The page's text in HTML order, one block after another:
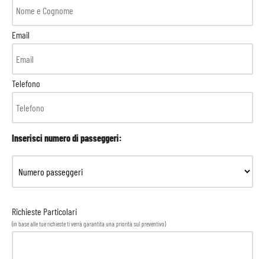
Email
Telefono
Inserisci numero di passeggeri:
Richieste Particolari
(in base alle tue richieste ti verrà garantita una priorità sul preventivo)